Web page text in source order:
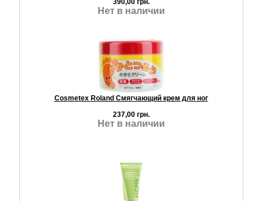
390,00 грн.
Нет в наличии
Cosmetex Roland Смягчающий крем для ног
237,00 грн.
Нет в наличии